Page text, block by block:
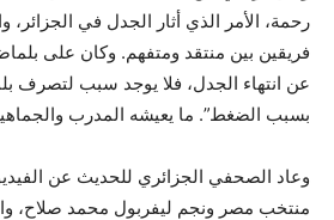
رحمة، الأمر الذي أثار الجدل في الجزائر،
فريقين بين منتقد ومتفهم. وكان على
عن انتهاء الجدل، فلا يوجد سبب لتصرف
بسبب الضغط”. ما يعيشه المدرب
وعاد الصحفي الجزائري للحديث عن
منتخب مصر ونجم ليفربول محمد صلاح،